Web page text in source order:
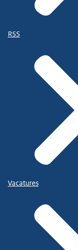
RSS
Vacatures